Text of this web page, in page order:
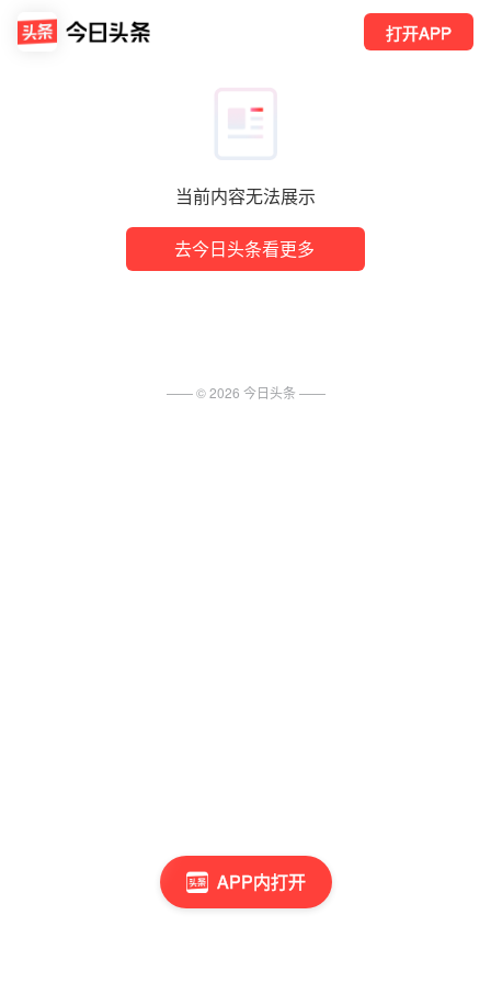
当前内容无法展示
去今日头条看更多
打开APP
APP内打开
—— ©2026 今日头条 ——